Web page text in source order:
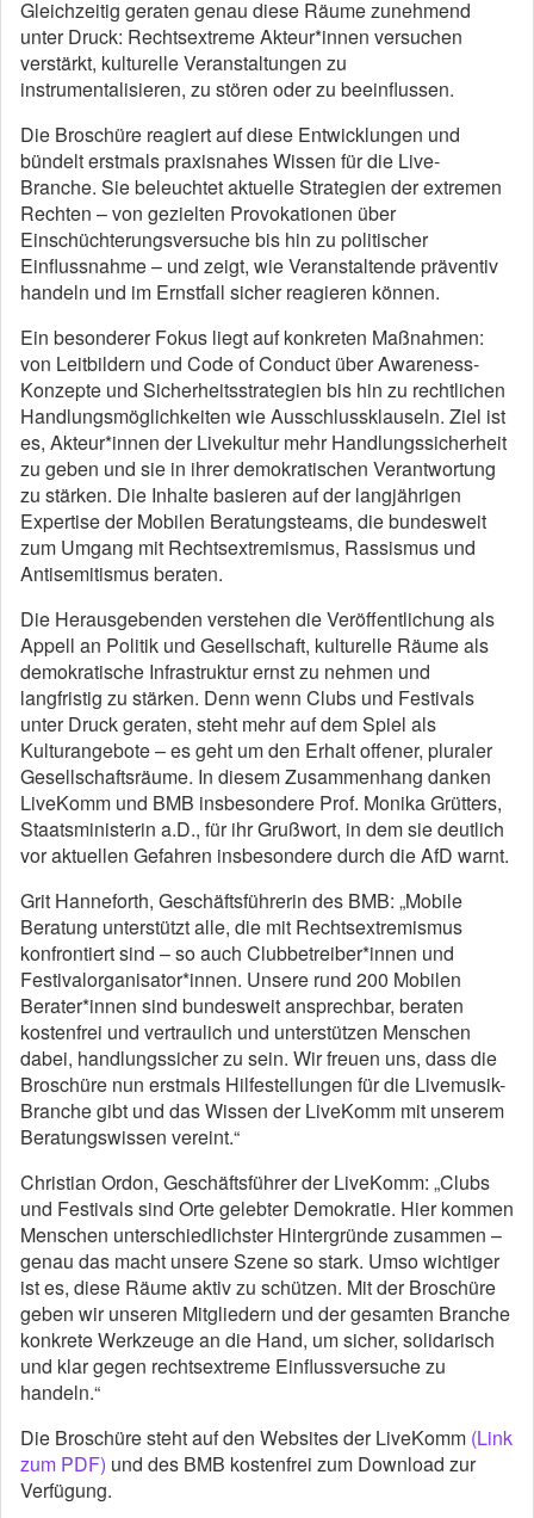
Gleichzeitig geraten genau diese Räume zunehmend
unter Druck: Rechtsextreme Akteur*innen versuchen
verstärkt, kulturelle Veranstaltungen zu
instrumentalisieren, zu stören oder zu beeinflussen.
Die Broschüre reagiert auf diese Entwicklungen und
bündelt erstmals praxisnahes Wissen für die Live-
Branche. Sie beleuchtet aktuelle Strategien der extremen
Rechten – von gezielten Provokationen über
Einschüchterungsversuche bis hin zu politischer
Einflussnahme – und zeigt, wie Veranstaltende präventiv
handeln und im Ernstfall sicher reagieren können.
Ein besonderer Fokus liegt auf konkreten Maßnahmen:
von Leitbildern und Code of Conduct über Awareness-
Konzepte und Sicherheitsstrategien bis hin zu rechtlichen
Handlungsmöglichkeiten wie Ausschlussklauseln. Ziel ist
es, Akteur*innen der Livekultur mehr Handlungssicherheit
zu geben und sie in ihrer demokratischen Verantwortung
zu stärken. Die Inhalte basieren auf der langjährigen
Expertise der Mobilen Beratungsteams, die bundesweit
zum Umgang mit Rechtsextremismus, Rassismus und
Antisemitismus beraten.
Die Herausgebenden verstehen die Veröffentlichung als
Appell an Politik und Gesellschaft, kulturelle Räume als
demokratische Infrastruktur ernst zu nehmen und
langfristig zu stärken. Denn wenn Clubs und Festivals
unter Druck geraten, steht mehr auf dem Spiel als
Kulturangebote – es geht um den Erhalt offener, pluraler
Gesellschaftsräume. In diesem Zusammenhang danken
LiveKomm und BMB insbesondere Prof. Monika Grütters,
Staatsministerin a.D., für ihr Grußwort, in dem sie deutlich
vor aktuellen Gefahren insbesondere durch die AfD warnt.
Grit Hanneforth, Geschäftsführerin des BMB: „Mobile
Beratung unterstützt alle, die mit Rechtsextremismus
konfrontiert sind – so auch Clubbetreiber*innen und
Festivalorganisator*innen. Unsere rund 200 Mobilen
Berater*innen sind bundesweit ansprechbar, beraten
kostenfrei und vertraulich und unterstützen Menschen
dabei, handlungssicher zu sein. Wir freuen uns, dass die
Broschüre nun erstmals Hilfestellungen für die Livemusik-
Branche gibt und das Wissen der LiveKomm mit unserem
Beratungswissen vereint.“
Christian Ordon, Geschäftsführer der LiveKomm: „Clubs
und Festivals sind Orte gelebter Demokratie. Hier kommen
Menschen unterschiedlichster Hintergründe zusammen –
genau das macht unsere Szene so stark. Umso wichtiger
ist es, diese Räume aktiv zu schützen. Mit der Broschüre
geben wir unseren Mitgliedern und der gesamten Branche
konkrete Werkzeuge an die Hand, um sicher, solidarisch
und klar gegen rechtsextreme Einflussversuche zu
handeln.“
Die Broschüre steht auf den Websites der LiveKomm (Link
zum PDF) und des BMB kostenfrei zum Download zur
Verfügung.